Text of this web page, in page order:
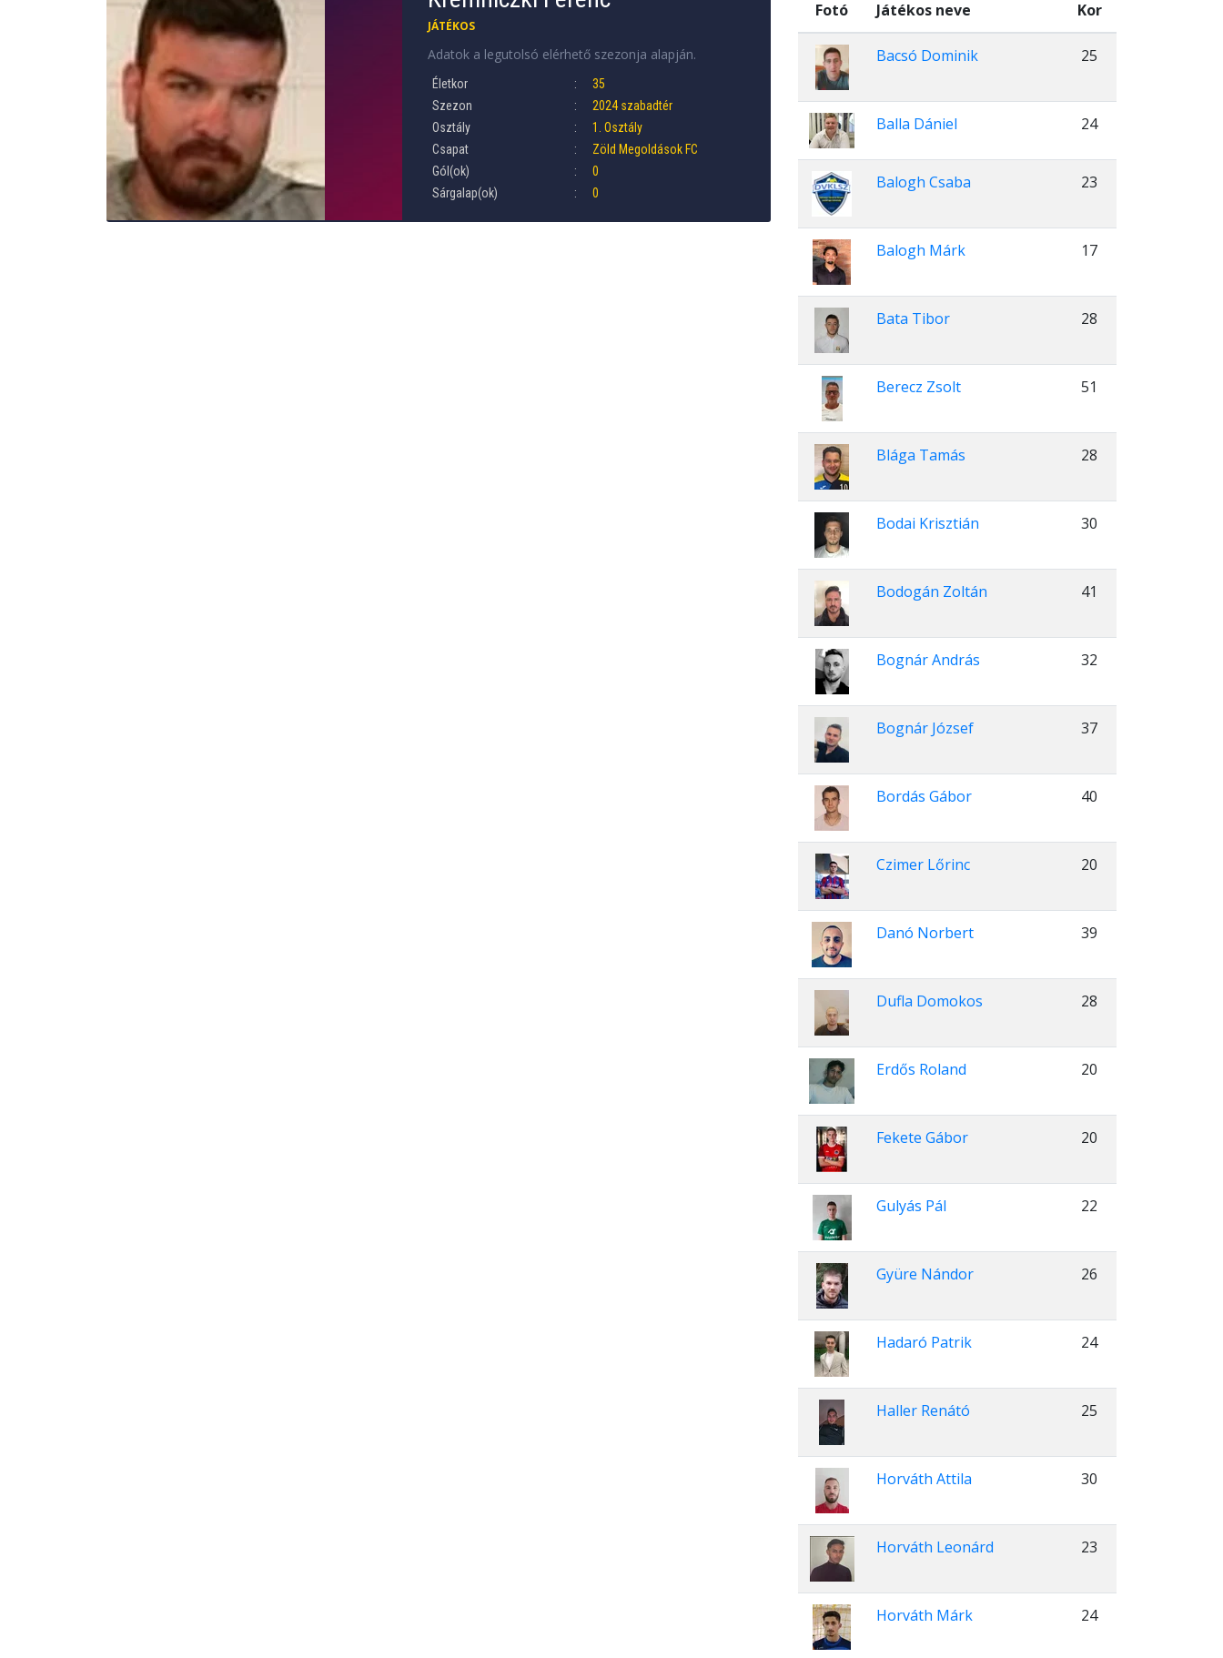
JÁTÉKOS
Adatok a legutolsó elérhető szezonja alapján.
Életkor
35
Szezon
2024 szabadtér
Osztály
1. Osztály
Csapat
Zöld Megoldások FC
Gól(ok)
0
Sárgalap(ok)
0
Fotó Játékos neve Kor
Bacsó Dominik 25
Balla Dániel 24
Balogh Csaba 23
Balogh Márk 17
Bata Tibor 28
Berecz Zsolt 51
Blága Tamás 28
Bodai Krisztián 30
Bodogán Zoltán 41
Bognár András 32
Bognár József 37
Bordás Gábor 40
Czimer Lőrinc 20
Danó Norbert 39
Dufla Domokos 28
Erdős Roland 20
Fekete Gábor 20
Gulyás Pál 22
Gyüre Nándor 26
Hadaró Patrik 24
Haller Renátó 25
Horváth Attila 30
Horváth Leonárd 23
Horváth Márk 24